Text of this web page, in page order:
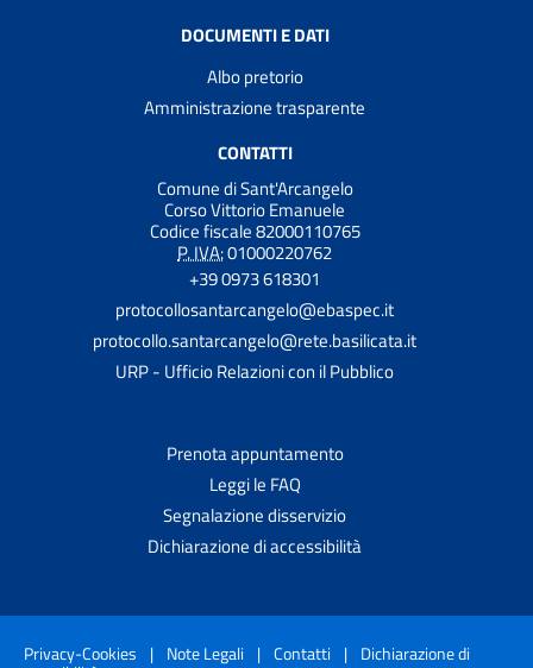
DOCUMENTI E DATI
Albo pretorio
Amministrazione trasparente
CONTATTI
Comune di Sant'Arcangelo
Corso Vittorio Emanuele
Codice fiscale 82000110765
P. IVA:01000220762
+39 0973 618301
protocollosantarcangelo@ebaspec.it
protocollo.santarcangelo@rete.basilicata.it
URP - Ufficio Relazioni con il Pubblico
Prenota appuntamento
Leggi le FAQ
Segnalazione disservizio
Dichiarazione di accessibilità
Privacy-Cookies | Note Legali | Contatti | Dichiarazione di